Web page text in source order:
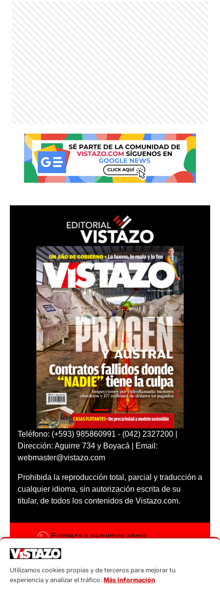
Teléfono: (+593) 985860991 - (042) 2327200 |
Dirección: Aguirre 734 y Boyacá | Email:
webmaster@vistazo.com
Prohibida la reproducción total, parcial y traducción a
cualquier idioma, sin autorización escrita de su
titular, de todos los contenidos de Vistazo.com.
Empieza a seguirnos ahora
Código ética
Utilizamos cookies propias y de terceros para mejorar tu
experiencia y analizar el tráfico. Más información